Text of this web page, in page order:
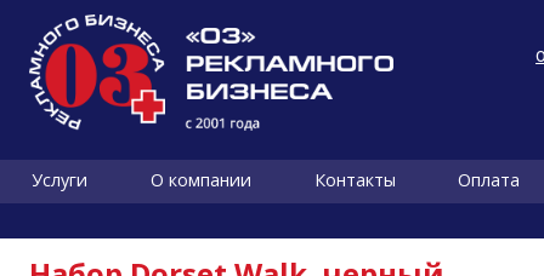
Услуги О компании Контакты Оплата